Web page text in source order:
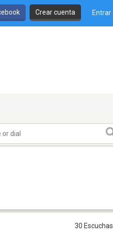
Crear cuenta Entrar
30 Escuchas